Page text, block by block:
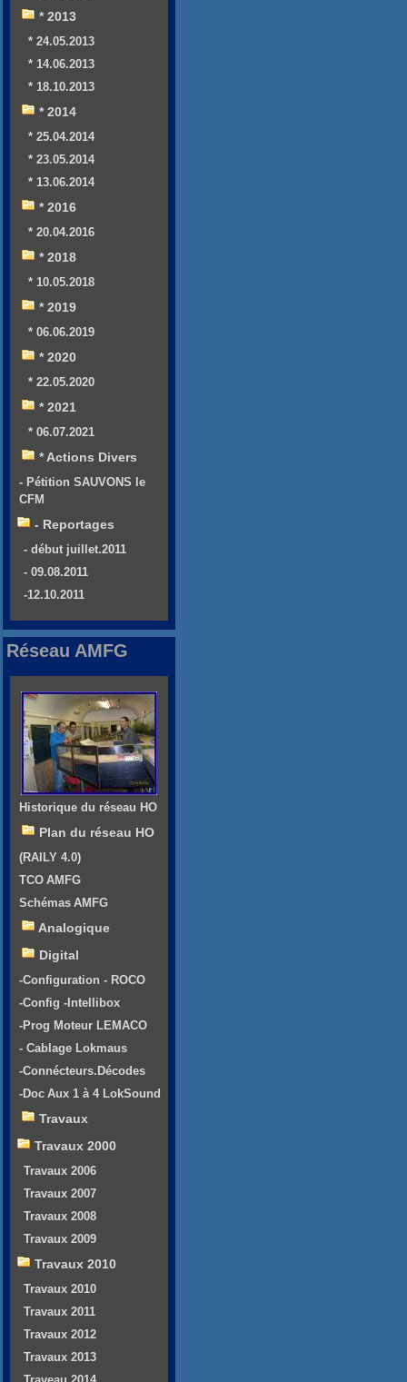
* 2013
* 24.05.2013
* 14.06.2013
* 18.10.2013
* 2014
* 25.04.2014
* 23.05.2014
* 13.06.2014
* 2016
* 20.04.2016
* 2018
* 10.05.2018
* 2019
* 06.06.2019
* 2020
* 22.05.2020
* 2021
* 06.07.2021
* Actions Divers
- Pétition SAUVONS le
CFM
- Reportages
- début juillet.2011
- 09.08.2011
-12.10.2011
Réseau AMFG
Historique du réseau HO
Plan du réseau HO
(RAILY 4.0)
TCO AMFG
Schémas AMFG
Analogique
Digital
-Configuration - ROCO
-Config -Intellibox
-Prog Moteur LEMACO
- Cablage Lokmaus
-Connécteurs.Décodes
-Doc Aux 1 à 4 LokSound
Travaux
Travaux 2000
Travaux 2006
Travaux 2007
Travaux 2008
Travaux 2009
Travaux 2010
Travaux 2010
Travaux 2011
Travaux 2012
Travaux 2013